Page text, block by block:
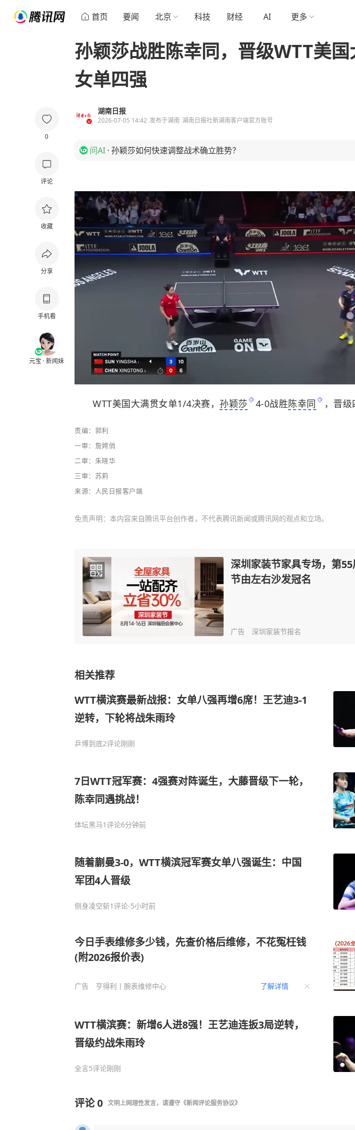
首页 要闻 北京 科技 财经 AI 更多
0
评论
收藏
分享
手机看
元宝 · 新闻妹
孙颖莎战胜陈幸同，晋级WTT美
女单四强
湖南日报
2026-07-05 14:42 发布于湖南 湖南日报社新湖南客户端官方账号
问AI · 孙颖莎如何快速调整战术确立胜势？
WTT美国大满贯女单1/4决赛， 孙颖莎 4-0战胜陈幸同 ，晋级
责编：郭利
一审：詹娉俏
二审：朱晓华
三审：苏莉
来源：人民日报客户端
免责声明：本内容来自腾讯平台创作者，不代表腾讯新闻或腾讯网的观点和立场。
深圳家装节家具专场，第
节由左右沙发冠名
广告 深圳家装节报名
相关推荐
WTT横滨赛最新战报：女单八强再增6席！王艺迪3-1
逆转，下轮将战朱雨玲
乒博到底2评论刚刚
7日WTT冠军赛：4强赛对阵诞生，大藤晋级下一轮，
陈幸同遇挑战！
体坛黑马1评论6分钟前
随着蒯曼3-0，WTT横滨冠军赛女单八强诞生：中国
军团4人晋级
侧身凌空斩1评论-5小时前
今日手表维修多少钱，先查价格后维修，不花冤枉钱
(附2026报价表)
广告 亨得利丨腕表维修中心 了解详情
WTT横滨赛：新增6人进8强！王艺迪连扳3局逆转，
晋级约战朱雨玲
全言5评论刚刚
评论0 文明上网理性发言，请遵守 《新闻评论服务协议》